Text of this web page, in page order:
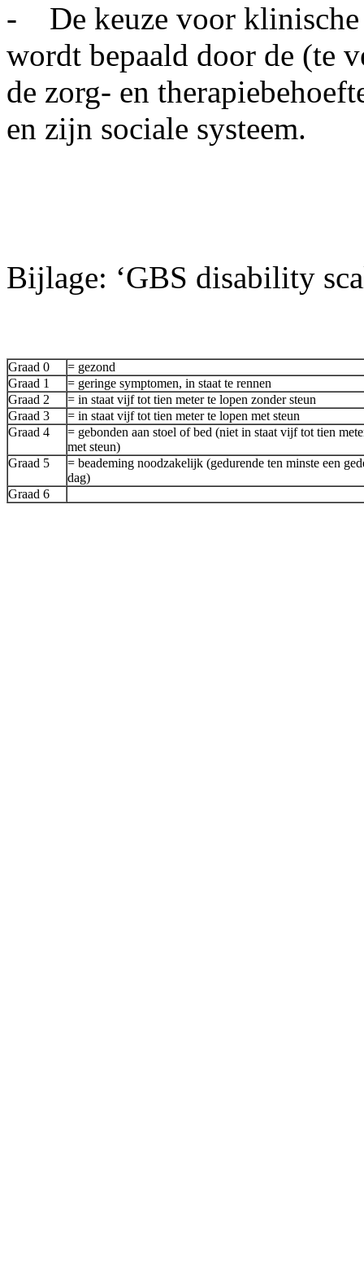
- De keuze voor klinische
wordt bepaald door de (te
de zorg- en
en zijn sociale systeem.
Bijlage: ‘GBS disability
Graad 0
= gezond
Graad 1
= geringe symptomen, in staat te rennen
Graad 2
= in staat vijf tot tien meter te lopen zonder steun
Graad 3
= in staat vijf tot tien meter te lopen met steun
Graad 4
= gebonden aan stoel of bed (niet in staat vijf tot tien
met steun)
Graad 5
= beademing noodzakelijk (gedurende ten minste een
dag)
Graad 6